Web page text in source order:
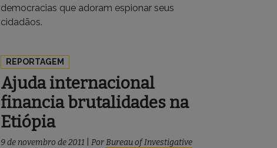
democracias que adoram espionar seus
cidadãos.
REPORTAGEM
Ajuda internacional
financia brutalidades na
Etiópia
9 de novembro de 2011 PorBureau of Investigative